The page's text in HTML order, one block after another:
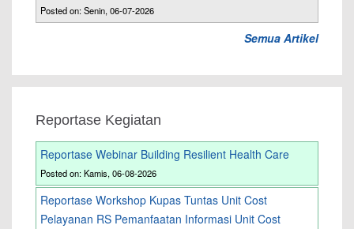
Posted on: Senin, 06-07-2026
Semua Artikel
Reportase Kegiatan
Reportase Webinar Building Resilient Health Care
Posted on: Kamis, 06-08-2026
Reportase Workshop Kupas Tuntas Unit Cost
Pelayanan RS Pemanfaatan Informasi Unit Cost